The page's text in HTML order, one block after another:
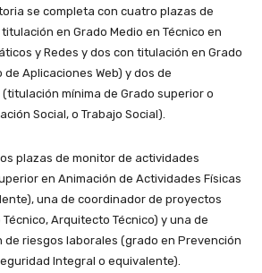
se completa con cuatro plazas de
en Grado Medio en Técnico en
y Redes y dos con titulación en Grado
Aplicaciones Web) y dos de
mínima de Grado superior o
Social, o Trabajo Social).
plazas de monitor de actividades
en Animación de Actividades Físicas
una de coordinador de proyectos
Arquitecto Técnico) y una de
riesgos laborales (grado en Prevención
Integral o equivalente).